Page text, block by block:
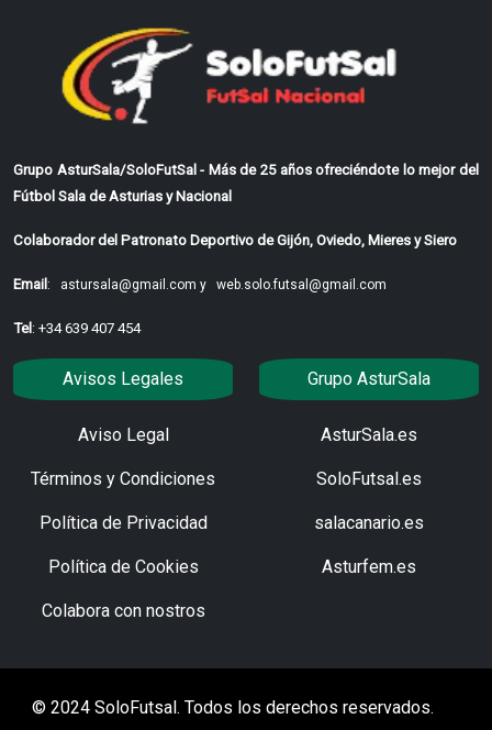
Grupo AsturSala/SoloFutSal - Más de 25 años ofreciéndote lo mejor del
Fútbol Sala de Asturias y Nacional
Colaborador del Patronato Deportivo de Gijón, Oviedo, Mieres y Siero
Email: astursala@gmail.com y web.solo.futsal@gmail.com
Tel: +34 639 407 454
Avisos Legales
Aviso Legal
Términos y Condiciones
Política de Privacidad
Política de Cookies
Colabora con nostros
Grupo AsturSala
AsturSala.es
SoloFutsal.es
salacanario.es
Asturfem.es
© 2024 SoloFutsal. Todos los derechos reservados.